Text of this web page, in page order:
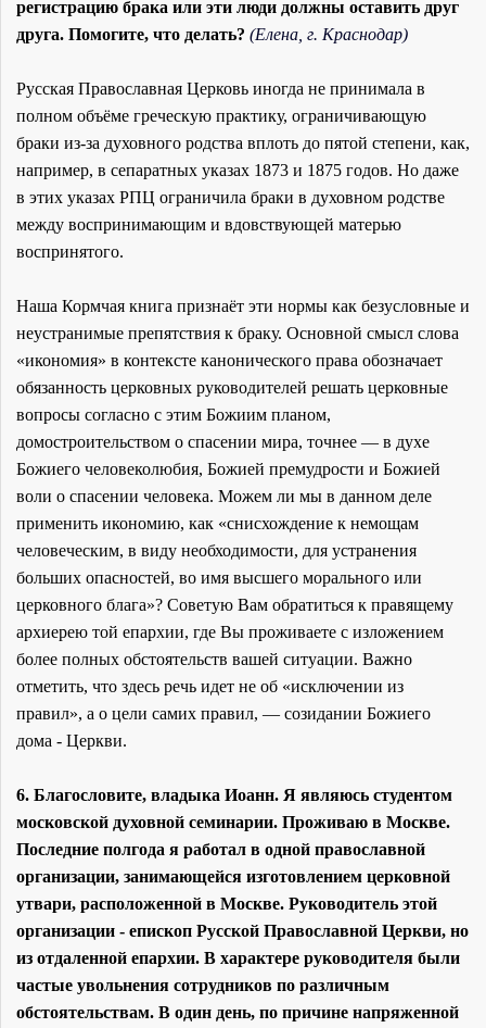
регистрацию брака или эти люди должны оставить друг
друга. Помогите, что делать? (Елена, г. Краснодар)
Русская Православная Церковь иногда не принимала в
полном объёме греческую практику, ограничивающую
браки из-за духовного родства вплоть до пятой степени, как,
например, в сепаратных указах 1873 и 1875 годов. Но даже
в этих указах РПЦ ограничила браки в духовном родстве
между воспринимающим и вдовствующей матерью
воспринятого.
Наша Кормчая книга признаёт эти нормы как безусловные и
неустранимые препятствия к браку. Основной смысл слова
«икономия» в контексте канонического права обозначает
обязанность церковных руководителей решать церковные
вопросы согласно с этим Божиим планом,
домостроительством о спасении мира, точнее — в духе
Божиего человеколюбия, Божией премудрости и Божией
воли о спасении человека. Можем ли мы в данном деле
применить икономию, как «снисхождение к немощам
человеческим, в виду необходимости, для устранения
больших опасностей, во имя высшего морального или
церковного блага»? Советую Вам обратиться к правящему
архиерею той епархии, где Вы проживаете с изложением
более полных обстоятельств вашей ситуации. Важно
отметить, что здесь речь идет не об «исключении из
правил», а о цели самих правил, — созидании Божиего
дома - Церкви.
6. Благословите, владыка Иоанн. Я являюсь студентом
московской духовной семинарии. Проживаю в Москве.
Последние полгода я работал в одной православной
организации, занимающейся изготовлением церковной
утвари, расположенной в Москве. Руководитель этой
организации - епископ Русской Православной Церкви, но
из отдаленной епархии. В характере руководителя были
частые увольнения сотрудников по различным
обстоятельствам. В один день, по причине напряженной